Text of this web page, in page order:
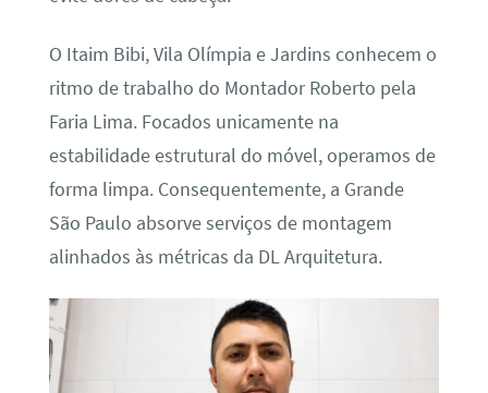
O Itaim Bibi, Vila Olímpia e Jardins conhecem o
ritmo de trabalho do Montador Roberto pela
Faria Lima. Focados unicamente na
estabilidade estrutural do móvel, operamos de
forma limpa. Consequentemente, a Grande
São Paulo absorve serviços de montagem
alinhados às métricas da DL Arquitetura.